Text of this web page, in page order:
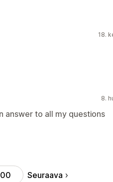
18.
8.
answer to all my questions
Seuraava